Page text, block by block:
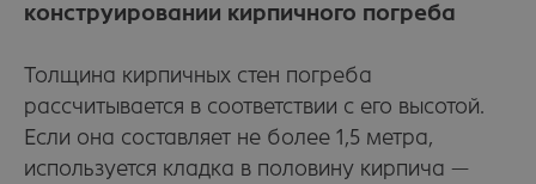
конструировании кирпичного погреба
Толщина кирпичных стен погреба
рассчитывается в соответствии с его высотой.
Если она составляет не более 1,5 метра,
используется кладка в половину кирпича —